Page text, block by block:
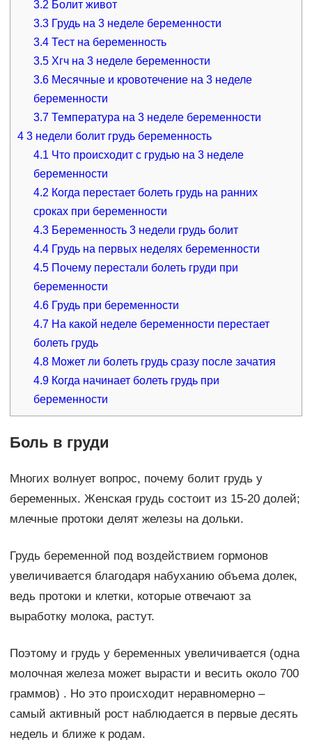
3.2 Болит живот
3.3 Грудь на 3 неделе беременности
3.4 Тест на беременность
3.5 Хгч на 3 неделе беременности
3.6 Месячные и кровотечение на 3 неделе
беременности
3.7 Температура на 3 неделе беременности
43 недели болит грудь беременность
4.1 Что происходит с грудью на 3 неделе
беременности
4.2 Когда перестает болеть грудь на ранних
сроках при беременности
4.3 Беременность 3 недели грудь болит
4.4 Грудь на первых неделях беременности
4.5 Почему перестали болеть груди при
беременности
4.6 Грудь при беременности
4.7 На какой неделе беременности перестает
болеть грудь
4.8 Может ли болеть грудь сразу после зачатия
4.9 Когда начинает болеть грудь при
беременности
Боль в груди
Многих волнует вопрос, почему болит грудь у
беременных. Женская грудь состоит из 15-20 долей;
млечные протоки делят железы на дольки.
Грудь беременной под воздействием гормонов
увеличивается благодаря набуханию объема долек,
ведь протоки и клетки, которые отвечают за
выработку молока, растут.
Поэтому и грудь у беременных увеличивается (одна
молочная железа может вырасти и весить около 700
граммов) . Но это происходит неравномерно –
самый активный рост наблюдается в первые десять
недель и ближе к родам.